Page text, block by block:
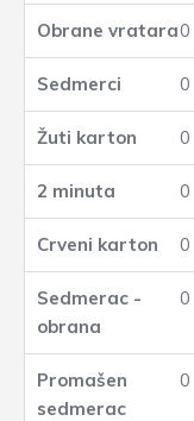
0
0
0
0
0
0
0